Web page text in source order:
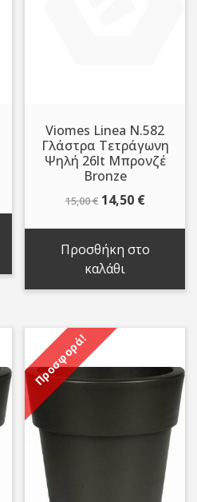
Viomes Linea N.582
Γλάστρα Τετράγωνη
Ψηλή 26lt Μπρονζέ
Bronze
15,00€ Original
15,00 €.
14,50 €Η
είναι:
Προσθήκη στο
καλάθι
Προσφορά!